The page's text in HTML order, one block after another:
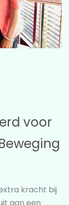
voor
kracht bij
aan een